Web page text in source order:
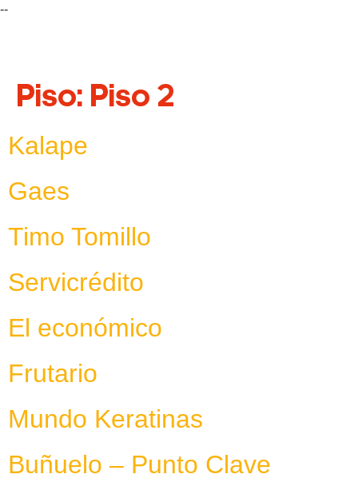
--
Piso: Piso 2
Kalape
Gaes
Timo Tomillo
Servicrédito
El económico
Frutario
Mundo Keratinas
Buñuelo – Punto Clave